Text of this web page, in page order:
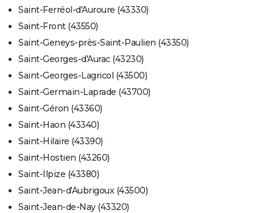
Saint-Ferréol-d'Auroure (43330)
Saint-Front (43550)
Saint-Geneys-près-Saint-Paulien (43350)
Saint-Georges-d'Aurac (43230)
Saint-Georges-Lagricol (43500)
Saint-Germain-Laprade (43700)
Saint-Géron (43360)
Saint-Haon (43340)
Saint-Hilaire (43390)
Saint-Hostien (43260)
Saint-Ilpize (43380)
Saint-Jean-d'Aubrigoux (43500)
Saint-Jean-de-Nay (43320)